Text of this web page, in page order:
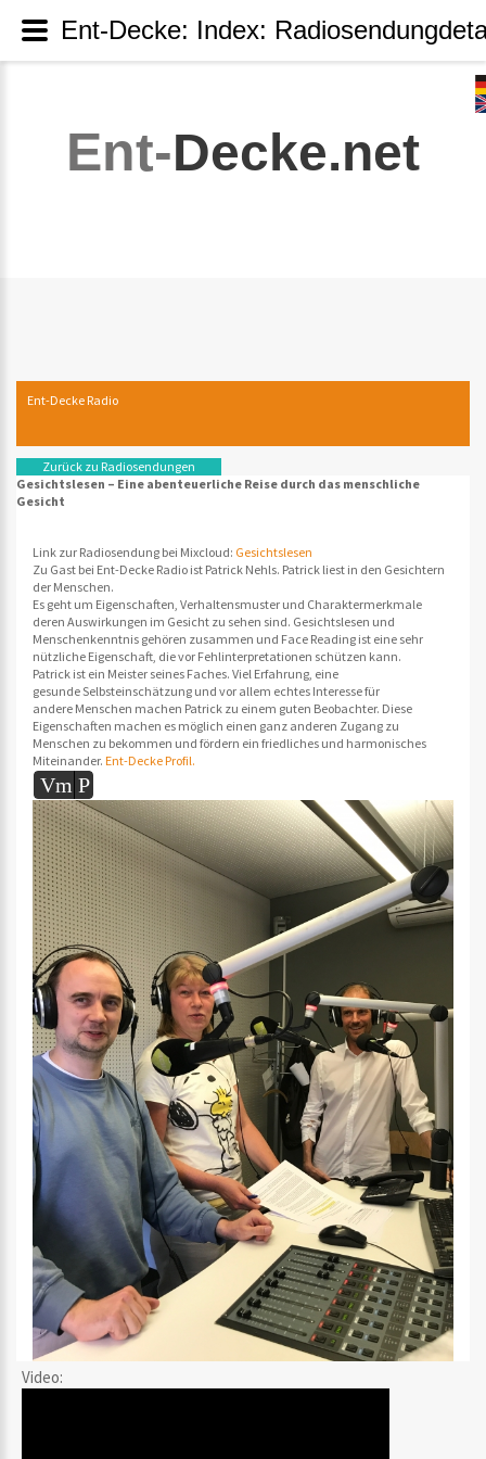
Ent-Decke.net
Ent-Decke Radio
Zurück zu Radiosendungen
Gesichtslesen – Eine abenteuerliche Reise durch das menschliche
Gesicht
Link zur Radiosendung bei Mixcloud: Gesichtslesen
Zu Gast bei Ent-Decke Radio ist Patrick Nehls. Patrick liest in den Gesichtern
der Menschen.
Es geht um Eigenschaften, Verhaltensmuster und Charaktermerkmale
deren Auswirkungen im Gesicht zu sehen sind. Gesichtslesen und
Menschenkenntnis gehören zusammen und Face Reading ist eine sehr
nützliche Eigenschaft, die vor Fehlinterpretationen schützen kann.
Patrick ist ein Meister seines Faches. Viel Erfahrung, eine
gesunde Selbsteinschätzung und vor allem echtes Interesse für
andere Menschen machen Patrick zu einem guten Beobachter. Diese
Eigenschaften machen es möglich einen ganz anderen Zugang zu
Menschen zu bekommen und fördern ein friedliches und harmonisches
Miteinander. Ent-Decke Profil.
Vm P
Video:
Ent-Decke: Index: